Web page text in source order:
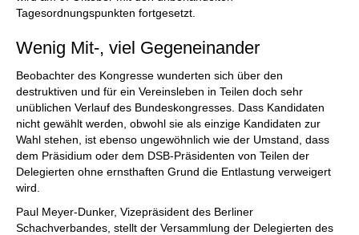
Tagesordnungspunkten fortgesetzt.
Wenig Mit-, viel Gegeneinander
Beobachter des Kongresse wunderten sich über den
destruktiven und für ein Vereinsleben in Teilen doch sehr
unüblichen Verlauf des Bundeskongresses. Dass Kandidaten
nicht gewählt werden, obwohl sie als einzige Kandidaten zur
Wahl stehen, ist ebenso ungewöhnlich wie der Umstand, dass
dem Präsidium oder dem DSB-Präsidenten von Teilen der
Delegierten ohne ernsthaften Grund die Entlastung verweigert
wird.
Paul Meyer-Dunker, Vizepräsident des Berliner
Schachverbandes, stellt der Versammlung der Delegierten des